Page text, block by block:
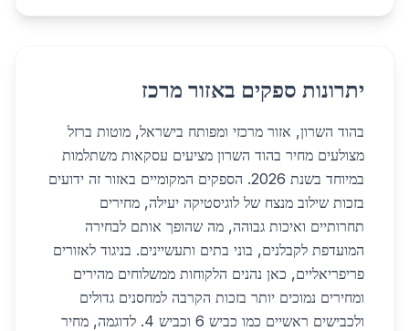
יתרונות ספקים באזור מרכז
בהוד השרון, אזור מרכזי ומפותח בישראל, מוטות ברזל
מצולעים מחיר בהוד השרון מציעים עסקאות משתלמות
במיוחד בשנת 2026. הספקים המקומיים באזור זה ידועים
בזכות שילוב מנצח של לוגיסטיקה יעילה, מחירים
תחרותיים ואיכות גבוהה, מה שהופך אותם לבחירה
המועדפת לקבלנים, בוני בתים ותעשיינים. בניגוד לאזורים
פריפריאליים, כאן נהנים הלקוחות ממשלוחים מהירים
ומחירים נמוכים יותר בזכות הקרבה למחסנים גדולים
ולכבישים ראשיים כמו כביש 6 וכביש 4. לדוגמה, מחיר